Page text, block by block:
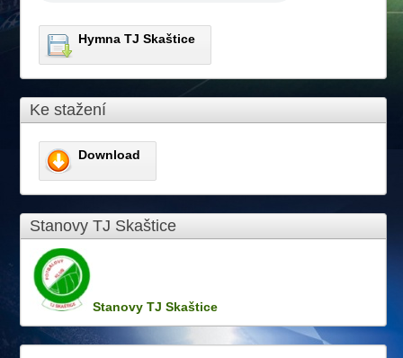
Hymna TJ Skaštice
Ke stažení
Download
Stanovy TJ Skaštice
Stanovy TJ Skaštice